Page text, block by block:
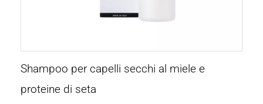
Shampoo per capelli secchi al miele e
proteine di seta